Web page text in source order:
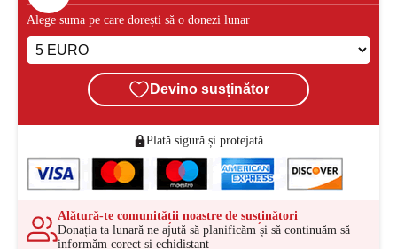
Alege suma pe care dorești să o donezi lunar
Devino susținător
Plată sigură și protejată
Alătură-te comunității noastre de susținători
Donația ta lunară ne ajută să planificăm și să continuăm să
informăm corect și echidistant